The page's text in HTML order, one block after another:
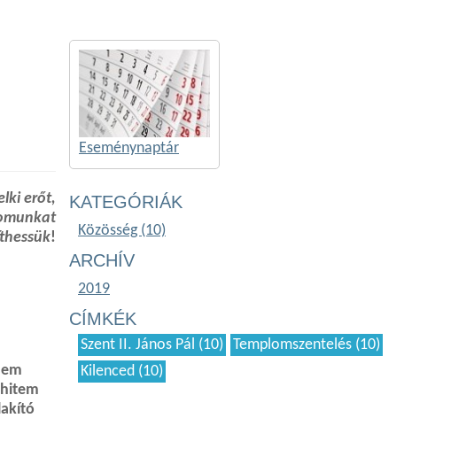
erőt,
!
Eseménynaptár
KATEGÓRIÁK
Közösség (10)
ARCHÍV
2019
CÍMKÉK
Szent II. János Pál (10) Templomszentelés (10)
Kilenced (10)